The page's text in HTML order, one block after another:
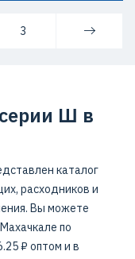
3
Ш в
каталог
расходников и
Вы можете
по
₽ оптом и в